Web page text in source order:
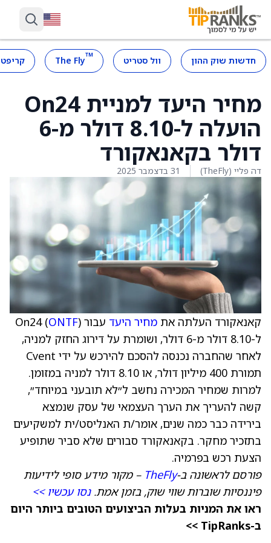
חדשות שוק ההון וול סטריט ™
The Fly
מחיר היעד למניית On24
הועלה ל-8.10 דולר מ-6
דולר בקאנאקורד
דה פליי (TheFly) 31 בדצמבר 2025
קאנאקורד העלתה את מחיר היעד עבור On24 ( ONTF)
ל-8.10 דולר מ-6 דולר, ושומרת על דירוג החזק למניה,
לאחר שהחברה נכנסה להסכם להירכש על ידי Cvent
תמורת 400 מיליון דולר, או 8.10 דולר למניה במזומן.
למרות שמחיר המכירה נחשב ל״לא תובעני במיוחד״,
קשה להעריך את הערך העצמאי של עסק שנמצא
בירידה כבר כמה שנים, אומר/ת האנליסט/ית למשקיעים
בתזכיר מחקר. בקאנאקורד סבורים שלא סביר שתופיע
הצעת רכש בפרמיה.
פורסם לראשונה ב-TheFly – מקור מידע סופי לידיעות
פיננסיות שוברות שווי שוק, בזמן אמת.נסו עכשיו >>
ראו את המניות בעלות הביצועים הטובים ביותר היום
ב-TipRanks >>